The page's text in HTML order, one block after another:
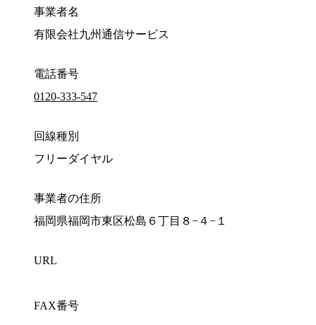
事業者名
有限会社九州通信サービス
電話番号
0120-333-547
回線種別
フリーダイヤル
事業者の住所
福岡県福岡市東区松島６丁目８−４−１
URL
FAX番号